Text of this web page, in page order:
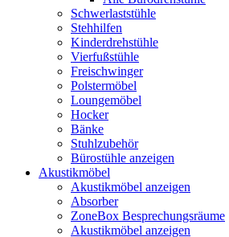
Schwerlaststühle
Stehhilfen
Kinderdrehstühle
Vierfußstühle
Freischwinger
Polstermöbel
Loungemöbel
Hocker
Bänke
Stuhlzubehör
Bürostühle anzeigen
Akustikmöbel
Akustikmöbel anzeigen
Absorber
ZoneBox Besprechungsräume
Akustikmöbel anzeigen